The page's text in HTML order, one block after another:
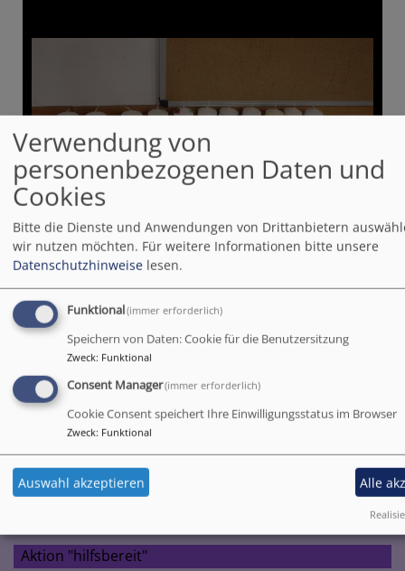
/ 5
Archiv 2022
Aktion "hilfsbereit"
Verwendung von
personenbezogenen Daten und
Cookies
Bitte die Dienste und Anwendungen von Drittanbietern
wir nutzen möchten. Für weitere Informationen bitte unsere
Datenschutzhinweise lesen.
Funktional(immer erforderlich)
Speichern von Daten: Cookie für die Benutzersitzung
Zweck: Funktional
Consent Manager(immer erforderlich)
Cookie Consent speichert Ihre Einwilligungsstatus im Browser
Zweck: Funktional
Auswahl akzeptieren Alle